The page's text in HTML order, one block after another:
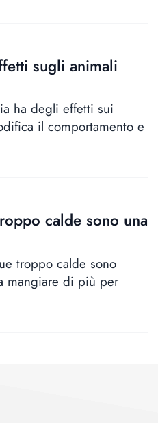
sugli animali
ha degli effetti sui
il comportamento e
calde sono una
troppo calde sono
mangiare di più per